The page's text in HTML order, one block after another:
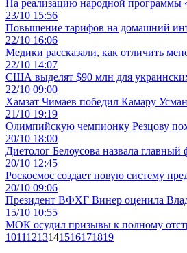
На реализацию народной программы
23/10 15:56
Повышение тарифов на домашний
22/10 16:06
Медики рассказали, как отличить
22/10 14:07
США выделят $90 млн для
22/10 09:00
Хамзат Чимаев победил Камару
21/10 19:19
Олимпийскую чемпионку Резцову
20/10 18:00
Диетолог Белоусова назвала
20/10 12:45
Роскосмос создает новую систему
20/10 09:06
Президент ВФХГ Винер оценила
15/10 10:55
МОК осудил призывы к полному
10111213141516171819